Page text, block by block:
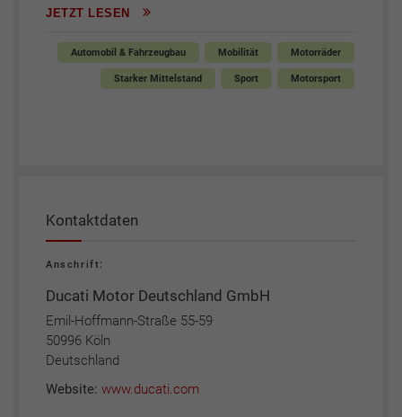
JETZT LESEN
Automobil & Fahrzeugbau Mobilität Motorräder
Starker Mittelstand Sport Motorsport
Kontaktdaten
Anschrift:
Ducati Motor Deutschland GmbH
Emil-Hoffmann-Straße 55-59
50996 Köln
Deutschland
Website: www.ducati.com